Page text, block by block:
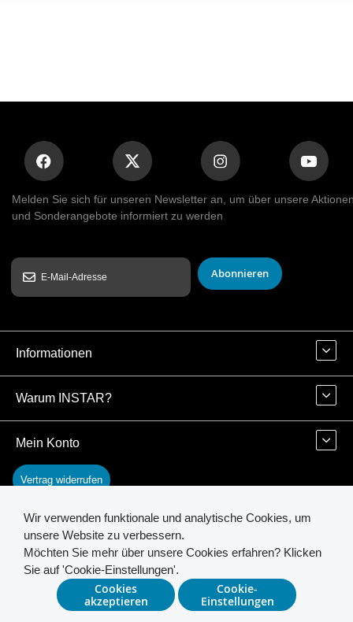
Melden Sie sich für unseren Newsletter an, um über unsere
und Sonderangebote informiert zu werden
Abonnieren
Informationen
Warum INSTAR?
Mein Konto
Vertrag widerrufen
© 2026 INSTAR. All Rights Reserved.
Wir verwenden funktionale und analytische Cookies, um
unsere Website zu verbessern.
Möchten Sie mehr über unsere Cookies erfahren? Klicken
Sie auf 'Cookie-Einstellungen'.
Cookies
akzeptieren
Cookie-
Einstellungen